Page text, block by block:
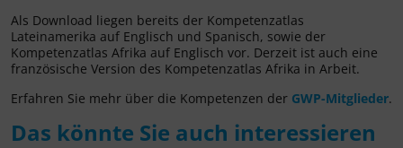
Als Download liegen bereits der Kompetenzatlas
Lateinamerika auf Englisch und Spanisch, sowie der
Kompetenzatlas Afrika auf Englisch vor. Derzeit ist auch eine
französische Version des Kompetenzatlas Afrika in Arbeit.
Erfahren Sie mehr über die Kompetenzen der GWP-Mitglieder.
Das könnte Sie auch interessieren